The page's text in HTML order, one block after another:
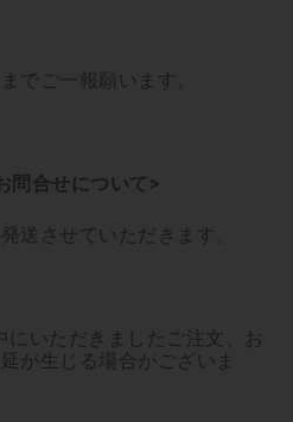
でご一報願います。
問合せについて>
送させていただきます。
いただきましたご注文、お
が生じる場合がございま